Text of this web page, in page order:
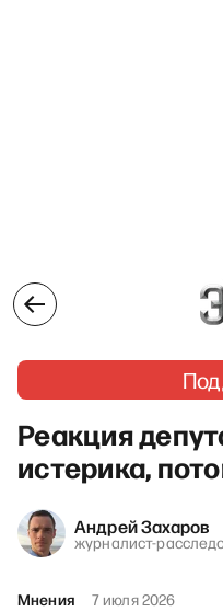
Реакция
истерика,
Андрей Захаров
журналист-
Мнения 7 июля 2026